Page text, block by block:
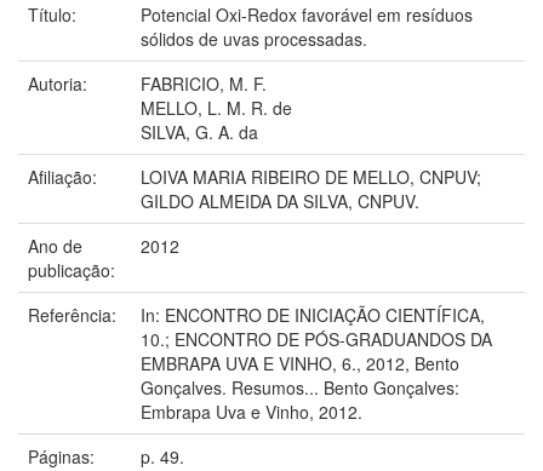
Título:
Potencial Oxi-Redox favorável em resíduos
sólidos de uvas processadas.
Autoria:
FABRICIO, M. F.
MELLO, L. M. R. de
SILVA, G. A. da
Afiliação:
LOIVA MARIA RIBEIRO DE MELLO, CNPUV;
GILDO ALMEIDA DA SILVA, CNPUV.
Ano de
publicação:
2012
Referência:
In: ENCONTRO DE INICIAÇÃO CIENTÍFICA,
10.; ENCONTRO DE PÓS-GRADUANDOS DA
EMBRAPA UVA E VINHO, 6., 2012, Bento
Gonçalves. Resumos... Bento Gonçalves:
Embrapa Uva e Vinho, 2012.
Páginas:
p. 49.